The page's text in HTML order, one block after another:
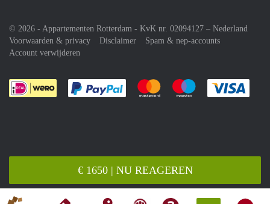
€ 1650 | NU REAGEREN
© 2026 - Appartementen Rotterdam - KvK nr. 02094127 – Nederland
Voorwaarden & privacy
Disclaimer
Spam & nep-accounts
Account verwijderen
Je rekent gemakkelijk af met Paypal
Je rekent gemakkelijk af met
Je rekent